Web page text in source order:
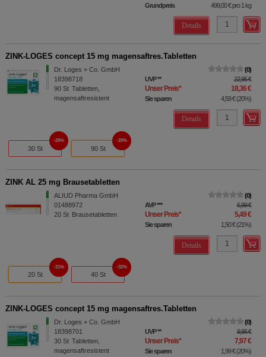
Grundpreis
499,00 €pro 1 kg
Details
ZINK-LOGES concept 15 mg magensaftres.Tabletten
Dr. Loges + Co. GmbH
18398718
90 St Tabletten,
magensaftresistent
0
UVP** 22,95 €
Unser Preis* 18,36 €
Sie sparen 4,59 €(20%)
Details
30 St
20%
90 St
20%
ZINK AL 25 mg Brausetabletten
ALIUD Pharma GmbH
01488972
20 St Brausetabletten
0
AVP*** 6,99 €
Unser Preis* 5,49 €
Sie sparen 1,50 €(21%)
Details
20 St
21%
40 St
32%
ZINK-LOGES concept 15 mg magensaftres.Tabletten
Dr. Loges + Co. GmbH
18398701
30 St Tabletten,
magensaftresistent
0
UVP** 9,96 €
Unser Preis* 7,97 €
Sie sparen 1,99 €(20%)